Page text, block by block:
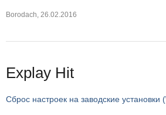
Borodach, 26.02.2016
Explay Hit
Сброс настроек на заводские установки